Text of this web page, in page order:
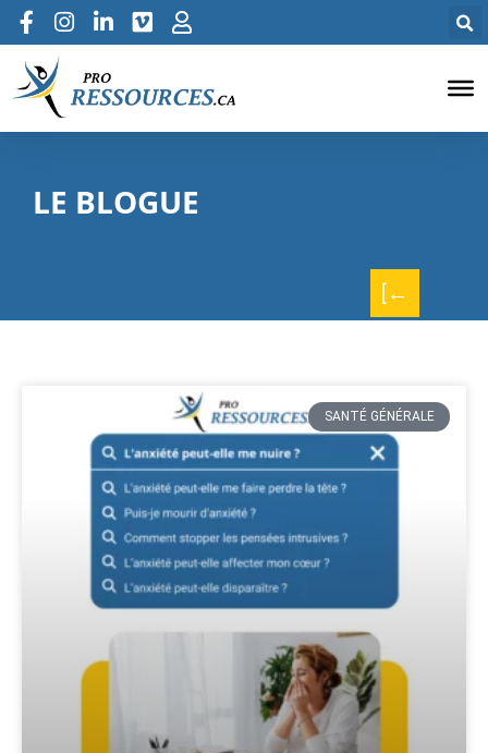
LE BLOGUE
[←
SANTÉ GÉNÉRALE